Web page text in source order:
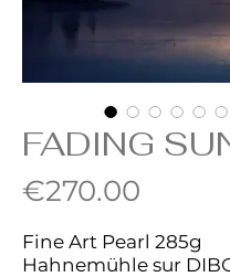
FADING
€270.00
Fine Art Pearl 285g
Hahnemühle sur